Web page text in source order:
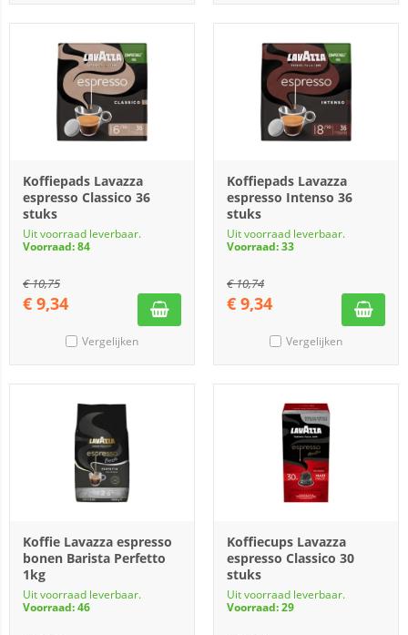
Koffiepads Lavazza
espresso Classico 36
stuks
Uit voorraad leverbaar.
Voorraad: 84
€10,75
€ 9,34
Vergelijken
Koffiepads Lavazza
espresso Intenso 36
stuks
Uit voorraad leverbaar.
Voorraad: 33
€10,74
€ 9,34
Vergelijken
Koffie Lavazza espresso
bonen Barista Perfetto
1kg
Uit voorraad leverbaar.
Voorraad: 46
Koffiecups Lavazza
espresso Classico 30
stuks
Uit voorraad leverbaar.
Voorraad: 29